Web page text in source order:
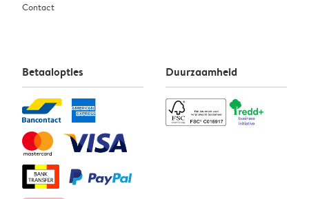
Contact
Betaalopties Duurzaamheid